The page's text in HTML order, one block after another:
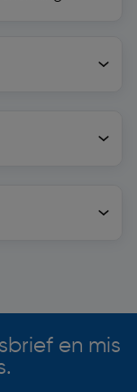
en mis